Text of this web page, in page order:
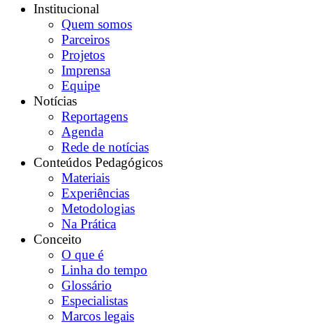
Institucional
Quem somos
Parceiros
Projetos
Imprensa
Equipe
Notícias
Reportagens
Agenda
Rede de notícias
Conteúdos Pedagógicos
Materiais
Experiências
Metodologias
Na Prática
Conceito
O que é
Linha do tempo
Glossário
Especialistas
Marcos legais